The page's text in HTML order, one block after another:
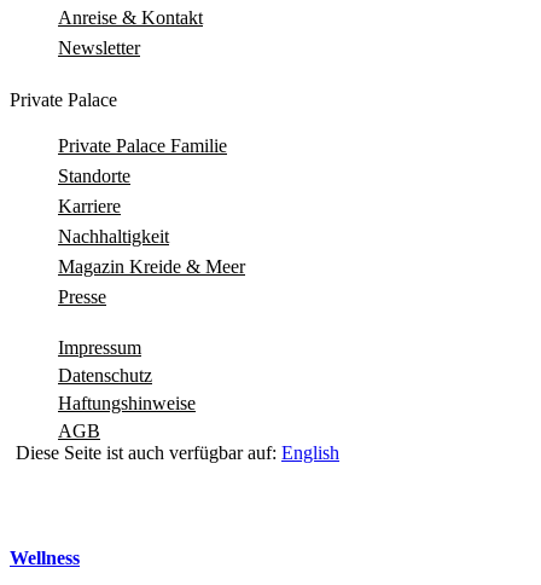
Anreise & Kontakt
Newsletter
Private Palace
Private Palace Familie
Standorte
Karriere
Nachhaltigkeit
Magazin Kreide & Meer
Presse
Impressum
Datenschutz
Haftungshinweise
AGB
Diese Seite ist auch verfügbar auf: English
Wellness